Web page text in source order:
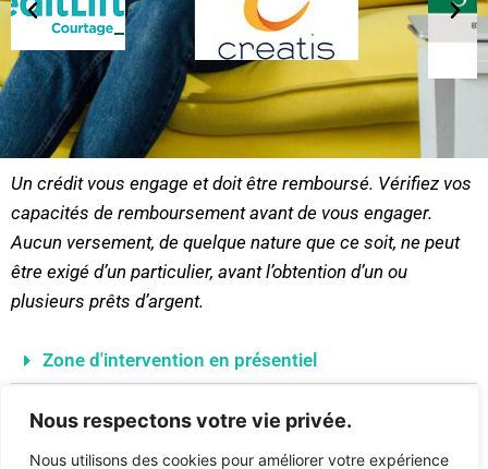
Nous respectons votre vie privée.
Nous utilisons des cookies pour améliorer votre expérience
Un crédit vous engage et doit être remboursé. Vérifiez vos
capacités de remboursement avant de vous engager.
Aucun versement, de quelque nature que ce soit, ne peut
être exigé d’un particulier, avant l’obtention d’un ou
plusieurs prêts d’argent.
Zone d'intervention en présentiel
Rachat de soulte et crédits à la consommation